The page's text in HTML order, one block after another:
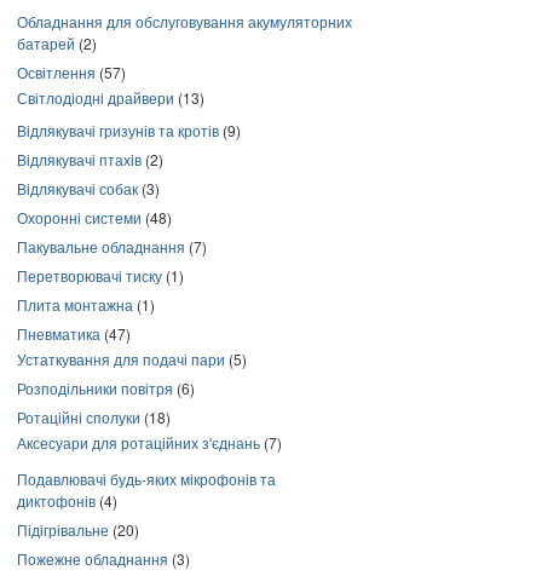
Обладнання для обслуговування акумуляторних
батарей (2)
Освітлення (57)
Світлодіодні драйвери (13)
Відлякувачі гризунів та кротів (9)
Відлякувачі птахів (2)
Відлякувачі собак (3)
Охоронні системи (48)
Пакувальне обладнання (7)
Перетворювачі тиску (1)
Плита монтажна (1)
Пневматика (47)
Устаткування для подачі пари (5)
Розподільники повітря (6)
Ротаційні сполуки (18)
Аксесуари для ротаційних з'єднань (7)
Подавлювачі будь-яких мікрофонів та
диктофонів (4)
Підігрівальне (20)
Пожежне обладнання (3)